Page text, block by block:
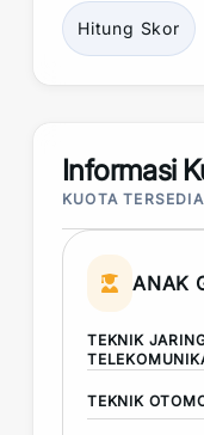
Hitung Skor
Informasi
KUOTA
ANAK
TEKNIK
TEKNIK